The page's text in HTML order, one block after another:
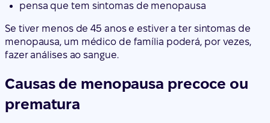
pensa que tem sintomas de menopausa
Se tiver menos de 45 anos e estiver a ter sintomas de
menopausa, um médico de família poderá, por vezes,
fazer análises ao sangue.
Causas de menopausa precoce ou
prematura